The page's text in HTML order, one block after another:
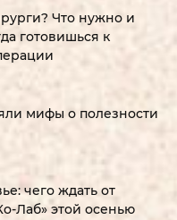
Что нужно и
готовишься к
мифы о полезности
чего ждать от
Лаб» этой осенью